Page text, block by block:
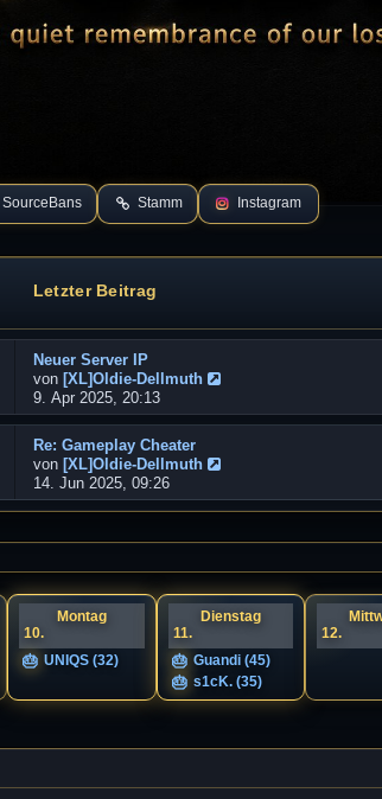
SourceBans Stamm Instagram
Letzter Beitrag
Neuer Server IP
von [XL]Oldie-Dellmuth
N
e
e
s
t
e
B
i
t
r
a
g
9. Apr 2025, 20:13
Re: Gameplay Cheater
von [XL]Oldie-Dellmuth
N
e
e
t
e
B
e
i
r
g
14. Jun 2025, 09:26
Montag
10.
UNIQS (32)
Dienstag
11.
Guandi (45)
s1cK. (35)
12.